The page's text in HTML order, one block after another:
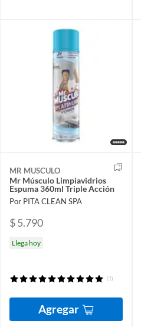
MR MUSCULO
Mr Músculo Limpiavidrios
Espuma 360ml Triple Acción
Por PITA CLEAN SPA
$ 5.790
Llega hoy
(1)
Agregar